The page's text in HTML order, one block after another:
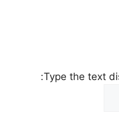
Type the text